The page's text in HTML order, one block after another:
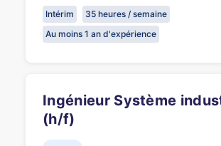
Intérim
35 heures / semaine
Au moins 1 an d'expérience
Ingénieur Système industriel
(h/f)